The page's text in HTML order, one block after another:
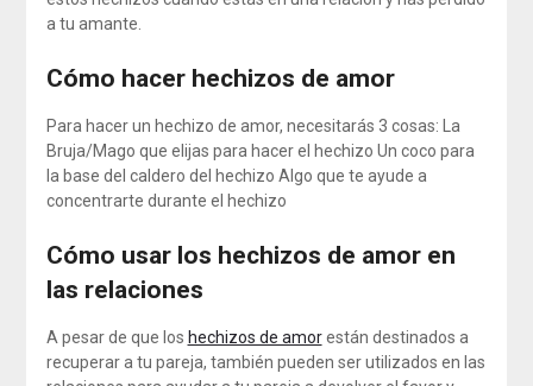
a tu amante.
Cómo hacer hechizos de amor
Para hacer un hechizo de amor, necesitarás 3 cosas: La
Bruja/Mago que elijas para hacer el hechizo Un coco para
la base del caldero del hechizo Algo que te ayude a
concentrarte durante el hechizo
Cómo usar los hechizos de amor en
las relaciones
A pesar de que los hechizos de amorestán destinados a
recuperar a tu pareja, también pueden ser utilizados en las